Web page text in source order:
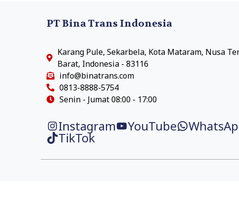
PT Bina Trans Indonesia
Karang Pule, Sekarbela, Kota Mataram, Nusa
Barat, Indonesia - 83116
info@binatrans.com
0813-8888-5754
Senin - Jumat 08:00 - 17:00
Instagram YouTube
TikTok